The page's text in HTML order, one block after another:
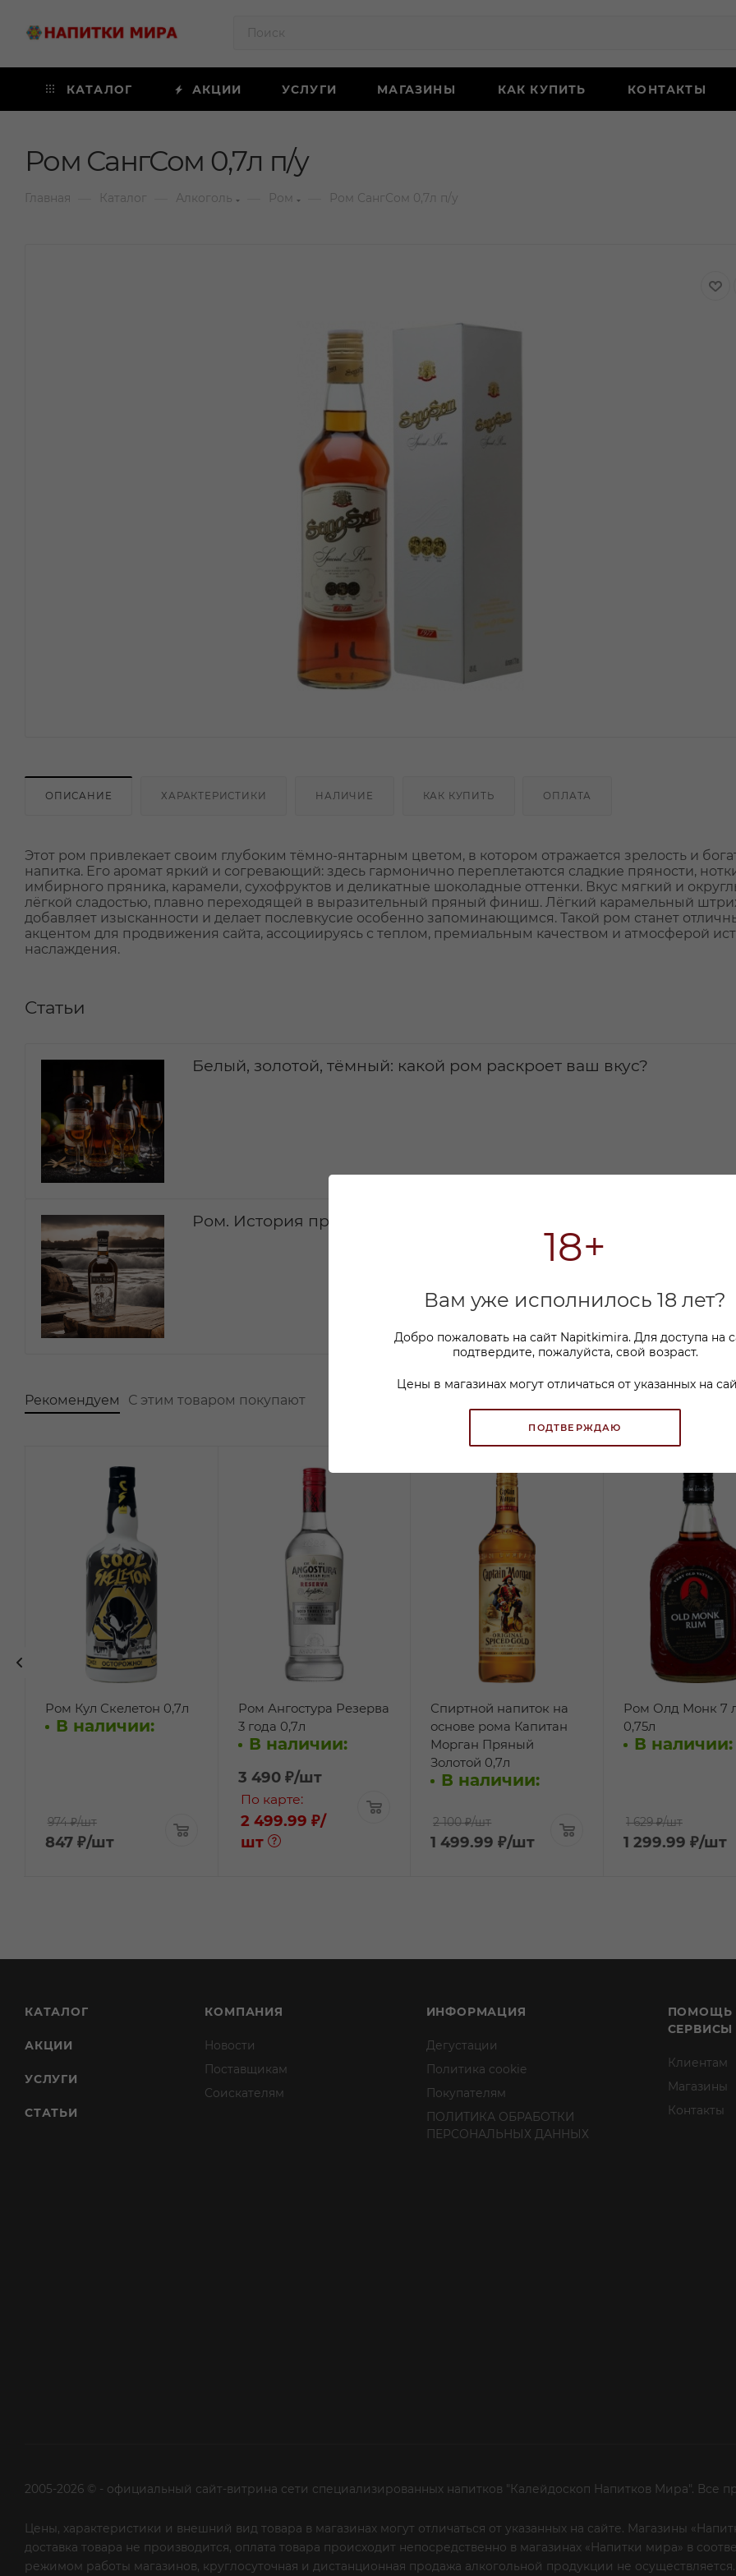
18+
Вам уже исполнилось 18 лет?
Добро пожаловать на сайт Napitkimira. Для доступа на
подтвердите, пожалуйста, свой возраст.
Цены в магазинах могут отличаться от указанных на
ПОДТВЕРЖДАЮ
КАТАЛОГ АКЦИИ УСЛУГИ МАГАЗИНЫ КАК КУПИТЬ КОНТАКТЫ
Ром СангСом 0,7л п/у
Главная Каталог Алкоголь Ром Ром СангСом 0,7л п/у
ОПИСАНИЕ ХАРАКТЕРИСТИКИ НАЛИЧИЕ КАК КУПИТЬ ОПЛАТА
Этот ром привлекает своим глубоким тёмно-янтарным цветом, в котором отражается зрелость и
напитка. Его аромат яркий и согревающий: здесь гармонично переплетаются сладкие пряности,
имбирного пряника, карамели, сухофруктов и деликатные шоколадные оттенки. Вкус мягкий и
лёгкой сладостью, плавно переходящей в выразительный пряный финиш. Лёгкий карамельный
добавляет изысканности и делает послевкусие особенно запоминающимся. Такой ром станет
акцентом для продвижения сайта, ассоциируясь с теплом, премиальным качеством и атмосферой
наслаждения.
Статьи
Белый, золотой, тёмный: какой ром раскроет ваш вкус?
Ром. История происхождения
Рекомендуем С этим товаром покупают
Ром Кул Скелетон 0,7л
В наличии:
974 ₽/шт
847₽/шт
Ром Ангостура Резерва
3 года 0,7л
В наличии:
3 490₽/шт
По карте:
2 499.99 ₽/
шт
Спиртной напиток на
основе рома Капитан
Морган Пряный
Золотой 0,7л
В наличии:
2 100 ₽/шт
1 499.99 ₽/шт
Ром Олд Монк 7
0,75л
В наличии:
1 629 ₽/шт
1 299.99 ₽/шт
КАТАЛОГ
АКЦИИ
УСЛУГИ
СТАТЬИ
КОМПАНИЯ
Новости
Поставщикам
Соискателям
ИНФОРМАЦИЯ
Дегустации
Политика cookie
Покупателям
ПОЛИТИКА ОБРАБОТКИ
ПЕРСОНАЛЬНЫХ ДАННЫХ
ПОМОЩЬ
СЕРВИСЫ
Клиентам
Магазины
Контакты
2005-2026 © - официальный сайт-витрина сети специализированных напитков "Калейдоскоп Напитков Мира". Все
Цены, характеристики и внешний вид товара в магазинах могут отличаться от указанных на сайте. Магазины
доставка товара не производится, оплата товара происходит непосредственно в магазинах «Напитки мира» в
режимом работы магазинов, круглосуточная и дистанционная продажа алкогольной продукции не